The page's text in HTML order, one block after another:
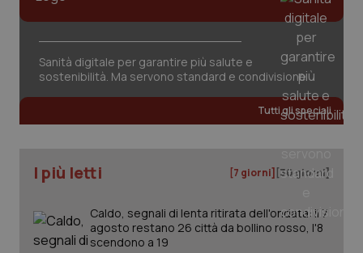
Sanità digitale per garantire più salute e
sostenibilità. Ma servono standard e condivisione
Tutti gli speciali
I più letti [7 giorni] [30 giorni]
Caldo, segnali di lenta ritirata dell'ondata: il 7
agosto restano 26 città da bollino rosso, l'8
scendono a 19